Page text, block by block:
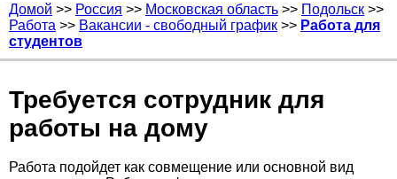
Домой >> Россия >> Московская область >> Подольск >>
Работа >> Вакансии - свободный график >> Работа для
студентов
Требуется сотрудник для
работы на дому
Работа подойдет как совмещение или основной вид